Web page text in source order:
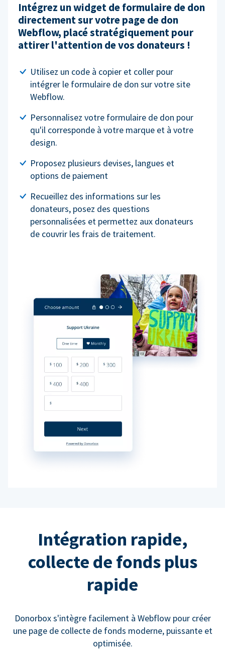
Intégrez un widget de formulaire de don
directement sur votre page de don
Webflow, placé stratégiquement pour
attirer l'attention de vos donateurs !
Utilisez un code à copier et coller pour
intégrer le formulaire de don sur votre site
Webflow.
Personnalisez votre formulaire de don pour
qu'il corresponde à votre marque et à votre
design.
Proposez plusieurs devises, langues et
options de paiement
Recueillez des informations sur les
donateurs, posez des questions
personnalisées et permettez aux donateurs
de couvrir les frais de traitement.
Intégration rapide,
collecte de fonds plus
rapide
Donorbox s'intègre facilement à Webflow pour créer
une page de collecte de fonds moderne, puissante et
optimisée.